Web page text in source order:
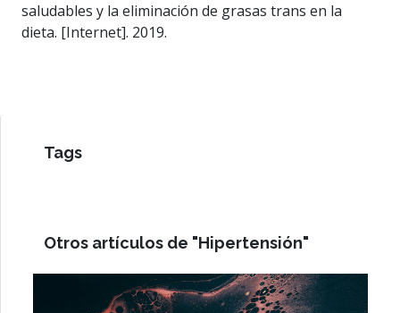
saludables y la eliminación de grasas trans en la
dieta. [Internet]. 2019.
Tags
Otros artículos de "Hipertensión"